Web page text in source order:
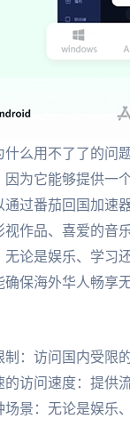
什么用不了了的问
为它能够提供一
通过番茄回国加速
视作品、喜爱的音
无论是娱乐、学习
确保海外华人畅享
：访问国内受限
访问速度：提供
景：无论是娱乐